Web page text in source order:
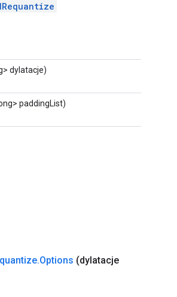
dylatacje)
paddingList)
.Options (dylatacje